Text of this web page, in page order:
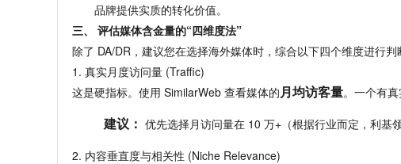
品牌提供实质的转化价值。
三、 评估媒体含金量的“四维度法”
除了 DA/DR， 建议您在选择海外媒体时， 综合以下四个维度进行判
1. 真实月度访问量 (Traffic)
这是硬指标。 使用 SimilarWeb 查看媒体的月均访客量。 一个有真
建议： 优先选择月访问量在 10 万+（根据行业而定，利基
2. 内容垂直度与相关性 (Niche Relevance)